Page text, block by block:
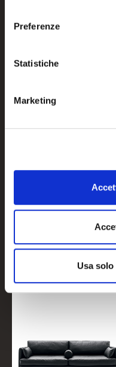
Preferenze
Statistiche
Marketing
Usa